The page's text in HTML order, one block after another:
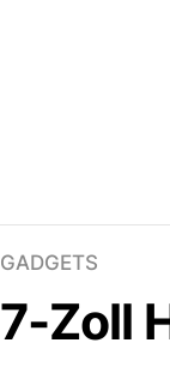
GADGETS
7-Zoll